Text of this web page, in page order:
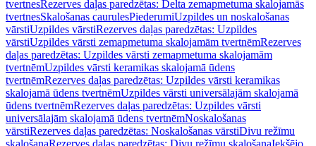
tvertnesRezerves daļas paredzētas: Delta zemapmetuma skalojamās
tvertnesSkalošanas caurulesPiederumiUzpildes un noskalošanas
vārstiUzpildes vārstiRezerves daļas paredzētas: Uzpildes
vārstiUzpildes vārsti zemapmetuma skalojamām tvertnēmRezerves
daļas paredzētas: Uzpildes vārsti zemapmetuma skalojamām
tvertnēmUzpildes vārsti keramikas skalojamā ūdens
tvertnēmRezerves daļas paredzētas: Uzpildes vārsti keramikas
skalojamā ūdens tvertnēmUzpildes vārsti universālajām skalojamā
ūdens tvertnēmRezerves daļas paredzētas: Uzpildes vārsti
universālajām skalojamā ūdens tvertnēmNoskalošanas
vārstiRezerves daļas paredzētas: Noskalošanas vārstiDivu režīmu
skalošanaRezerves daļas paredzētas: Divu režīmu skalošanaIekšējo